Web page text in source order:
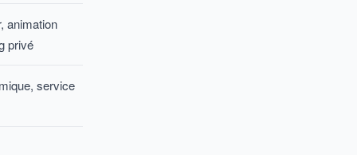
animation
privé
service